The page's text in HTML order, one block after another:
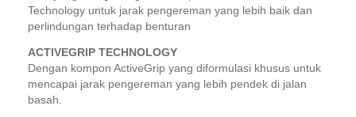
Technology untuk jarak pengereman yang lebih baik dan
perlindungan terhadap benturan
ACTIVEGRIP TECHNOLOGY
Dengan kompon ActiveGrip yang diformulasi khusus untuk
mencapai jarak pengereman yang lebih pendek di jalan
basah.